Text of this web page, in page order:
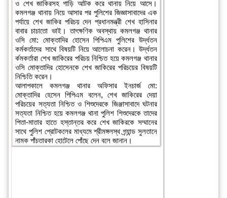
ও শেখ জাকিরসহ গাড়ি আটক করে থানায় নিয়ে আসে।
কমলগঞ্জ থানায় নিয়ে আসার পর পুলিশের জিজ্ঞাসাবাদের এক
পর্যায়ে শেখ জাকির পরিচয় দেন প্রধানমন্ত্রী শেখ হাসিনার
বাবার চাচাতো ভাই। তাৎক্ষণিক অবস্থায় কমলগঞ্জ থানার
ওসি মো: মোক্তাদির হোসেন পিপিএম পুলিশের উর্দ্ধতন
কর্মকর্তাদের সাথে বিষয়টি নিয়ে আলোচনা করেন। উর্দ্ধতন
র্কমকর্তারা শেখ জাকিরের পরিচয় নিশ্চিত হয়ে কমলগঞ্জ থানার
ওসি মোক্তাদির হোসেনকে শেখ জাকিরের পরিচয়ের বিষয়টি
নিশ্চিতি করেন।
আলাপকালে কমলগঞ্জ থানার অফিসার ইনচার্জ মো:
মোক্তাদির হেসেন পিপিএম বলেন, শেখ জাকিরের দেয়া
পরিচয়ের সত্যতা নিশ্চিত ও শিশুদেরকে জিঞ্জাসাবাদে ঘটনার
সত্যতা নিশ্চিত হয়ে কমলগঞ্জ থানা পুলিশ শিশুদেরকে তাদের
পিতা-মাতার হাতে হস্তান্তর করে শেখ জাকিরকে সম্মানের
সাথে পুলিশ প্রোটকলের মাধ্যমে শ্রীমঙ্গলস্থ গ্র্যান্ড সুলতানে
নামক পাঁচতারকা হোটেলে পোঁছে দেন বলে জানান।